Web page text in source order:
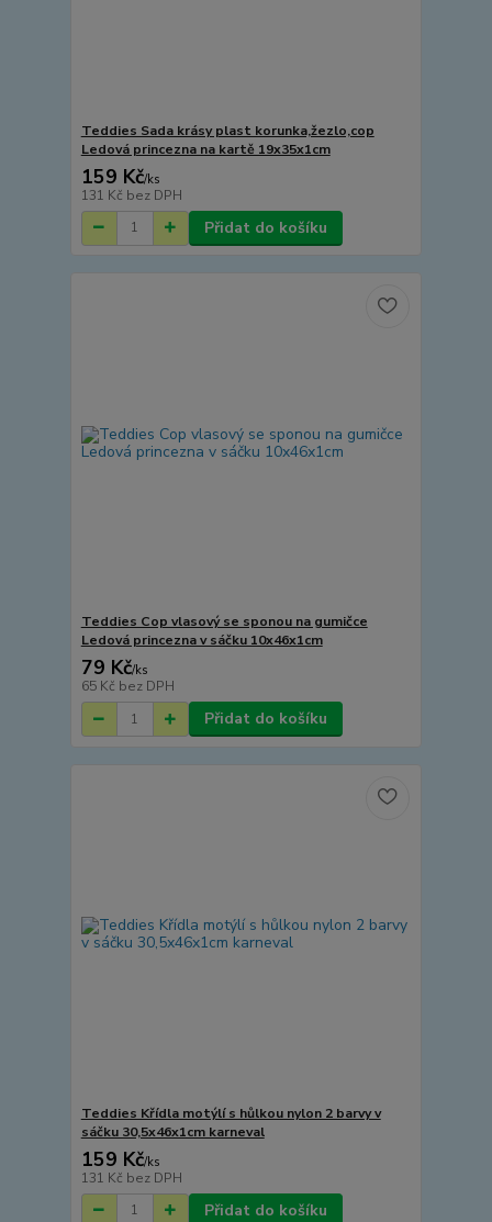
Teddies Sada krásy plast korunka,žezlo,cop
Ledová princezna na kartě 19x35x1cm
159 Kč/ks
131 Kč bez DPH
Přidat do košíku
Teddies Cop vlasový se sponou na gumičce
Ledová princezna v sáčku 10x46x1cm
79 Kč/ks
65 Kč bez DPH
Přidat do košíku
Teddies Křídla motýlí s hůlkou nylon 2 barvy v
sáčku 30,5x46x1cm karneval
159 Kč/ks
131 Kč bez DPH
Přidat do košíku